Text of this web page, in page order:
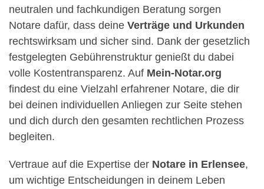
neutralen und fachkundigen Beratung sorgen
Notare dafür, dass deine Verträge und Urkunden
rechtswirksam und sicher sind. Dank der gesetzlich
festgelegten Gebührenstruktur genießt du dabei
volle Kostentransparenz. Auf Mein-Notar.org
findest du eine Vielzahl erfahrener Notare, die dir
bei deinen individuellen Anliegen zur Seite stehen
und dich durch den gesamten rechtlichen Prozess
begleiten.
Vertraue auf die Expertise der Notare in Erlensee,
um wichtige Entscheidungen in deinem Leben